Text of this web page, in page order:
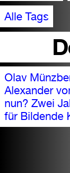
Alle Tags
Olav
Alexander
nun? Zwei
für Bildende